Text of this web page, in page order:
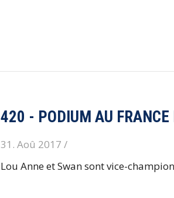
420 - PODIUM AU FRANCE
31. Aoû 2017 /
Lou Anne et Swan sont vice-